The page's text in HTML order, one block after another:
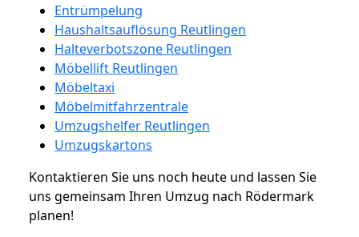
Entrümpelung
Haushaltsauflösung Reutlingen
Halteverbotszone Reutlingen
Möbellift Reutlingen
Möbeltaxi
Möbelmitfahrzentrale
Umzugshelfer Reutlingen
Umzugskartons
Kontaktieren Sie uns noch heute und lassen Sie
uns gemeinsam Ihren Umzug nach Rödermark
planen!